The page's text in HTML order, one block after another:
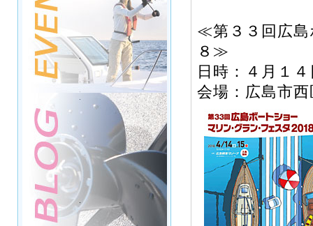
≪第３３回広島
８≫
日時：４月１
会場：広島市